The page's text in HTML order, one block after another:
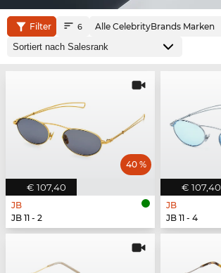
Filter 6 Alle CelebrityBrands Marken
€ 107,40
40 %
JB
JB 11 - 2
€ 107,40
JB
JB 11 - 4